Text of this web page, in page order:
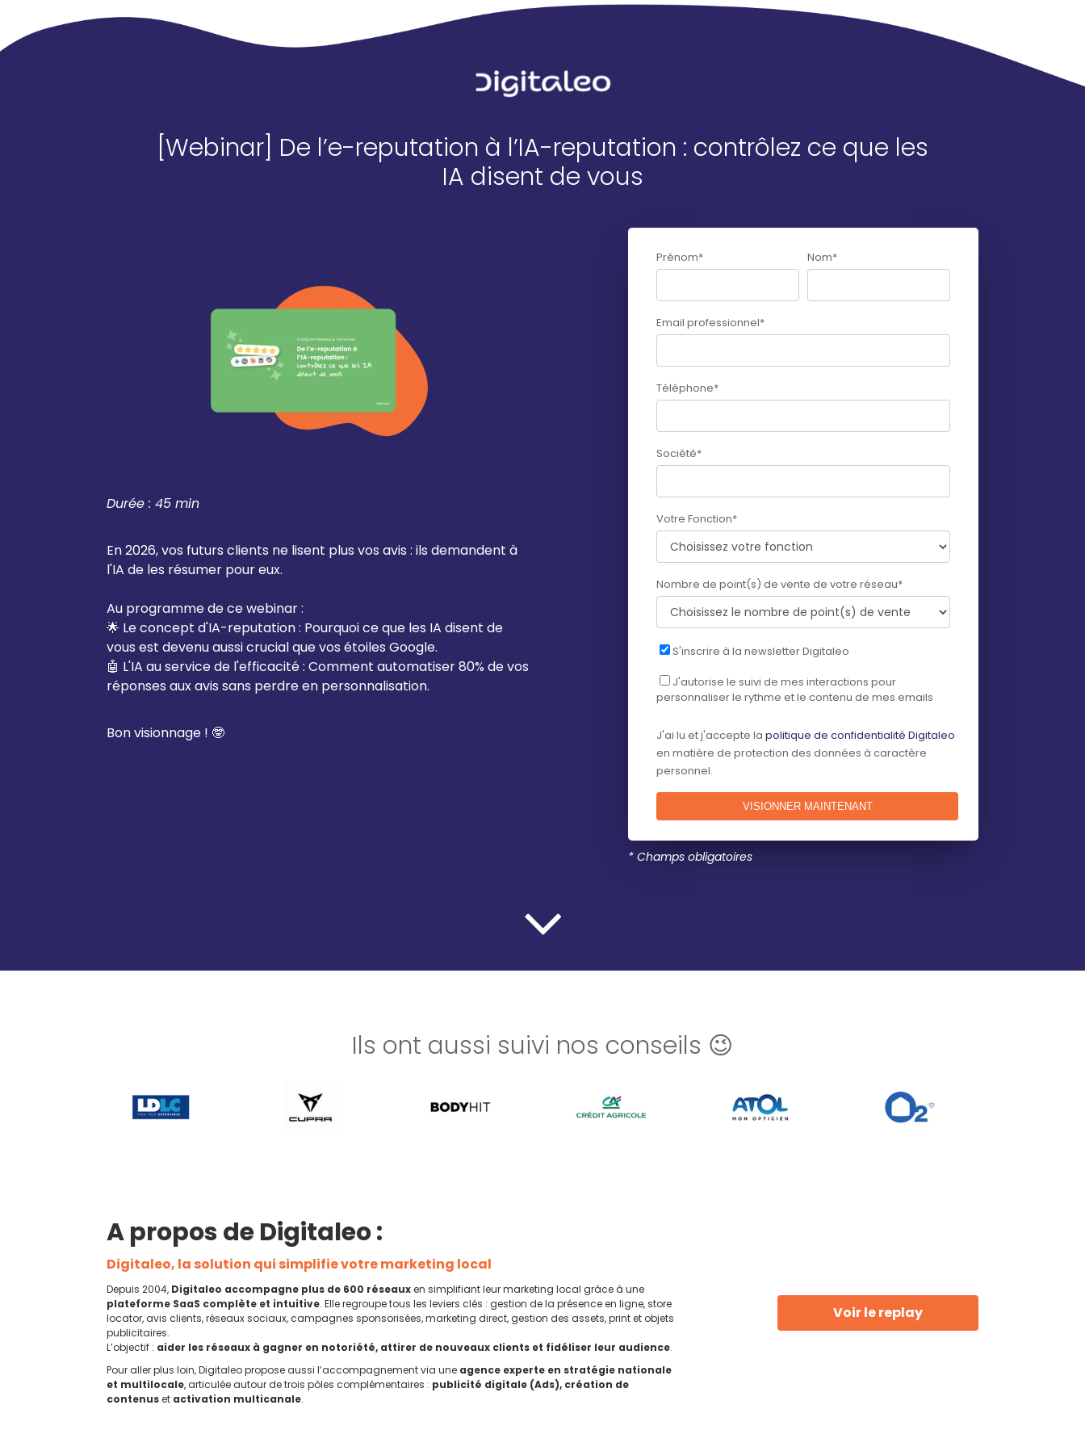
[Webinar] De l’e-reputation à l’IA-reputation : contrôlez ce que les
IA disent de vous
Durée : 45 min
En 2026, vos futurs clients ne lisent plus vos avis : ils demandent à
l'IA de les résumer pour eux.
Au programme de ce webinar :
🌟 Le concept d'IA-reputation : Pourquoi ce que les IA disent de
vous est devenu aussi crucial que vos étoiles Google.
🤖 L'IA au service de l'efficacité : Comment automatiser 80% de vos
réponses aux avis sans perdre en personnalisation.
Bon visionnage ! 🤓
Prénom* Nom*
Email professionnel*
Téléphone*
Société*
Votre Fonction*
Nombre de point(s) de vente de votre réseau*
S'inscrire à la newsletter Digitaleo
J'autorise le suivi de mes interactions pour
personnaliser le rythme et le contenu de mes emails
J'ai lu et j'accepte lapolitique de confidentialité Digitaleo
en matière de protection des données à caractère
personnel.
* Champs obligatoires
Ils ont aussi suivi nos conseils 😉
A propos de Digitaleo :
Digitaleo, la solution qui simplifie votre marketing local
Depuis 2004, Digitaleo accompagne plus de 600 réseauxen simplifiant leur marketing local grâce à une
plateforme SaaS complète et intuitive. Elle regroupe tous les leviers clés : gestion de la présence en ligne, store
locator, avis clients, réseaux sociaux, campagnes sponsorisées, marketing direct, gestion des assets, print et objets
publicitaires.
L’objectif : aider les réseaux à gagner en notoriété, attirer de nouveaux clients et fidéliser leur audience.
Pour aller plus loin, Digitaleo propose aussi l’accompagnement via une agence experte en stratégie nationale
et multilocale, articulée autour de trois pôles complémentaires : publicité digitale (Ads), création de
contenuset activation multicanale.
Voir le replay